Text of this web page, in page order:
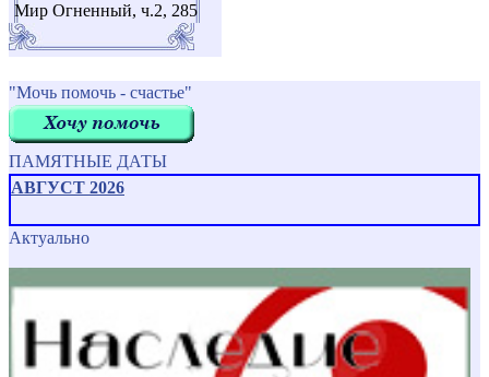
Мир Огненный, ч.2, 285
"Мочь помочь - счастье"
ПАМЯТНЫЕ ДАТЫ
АВГУСТ 2026
Актуально